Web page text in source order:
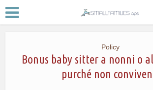
Policy
Bonus baby sitter a nonni o
purché non